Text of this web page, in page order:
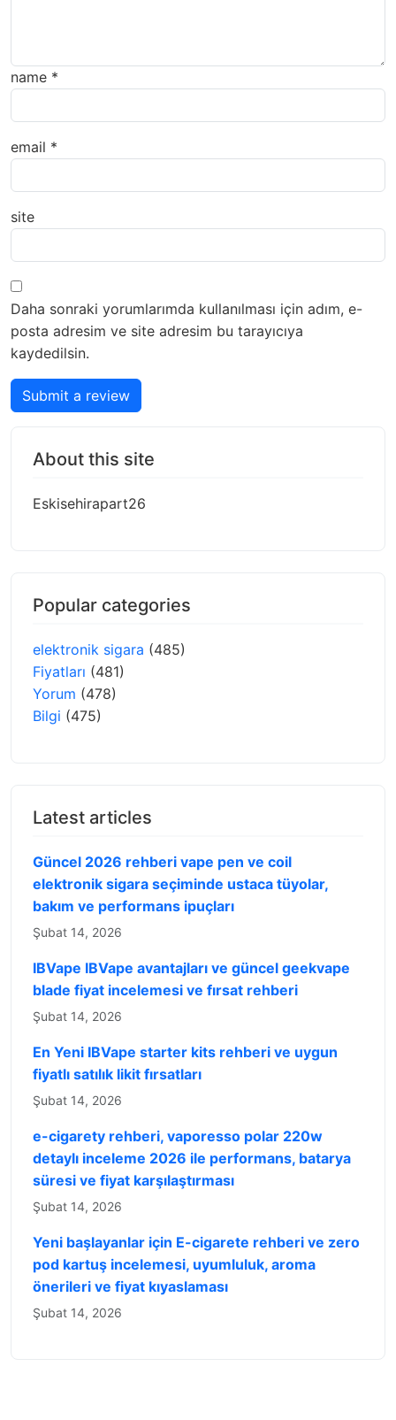
name *
email *
site
Daha sonraki yorumlarımda kullanılması için adım, e-
posta adresim ve site adresim bu tarayıcıya
kaydedilsin.
Submit a review
About this site
Eskisehirapart26
Popular categories
elektronik sigara (485)
Fiyatları (481)
Yorum (478)
Bilgi (475)
Latest articles
Güncel 2026 rehberi vape pen ve coil
elektronik sigara seçiminde ustaca tüyolar,
bakım ve performans ipuçları
Şubat 14, 2026
IBVape IBVape avantajları ve güncel geekvape
blade fiyat incelemesi ve fırsat rehberi
Şubat 14, 2026
En Yeni IBVape starter kits rehberi ve uygun
fiyatlı satılık likit fırsatları
Şubat 14, 2026
e-cigarety rehberi, vaporesso polar 220w
detaylı inceleme 2026 ile performans, batarya
süresi ve fiyat karşılaştırması
Şubat 14, 2026
Yeni başlayanlar için E-cigarete rehberi ve zero
pod kartuş incelemesi, uyumluluk, aroma
önerileri ve fiyat kıyaslaması
Şubat 14, 2026